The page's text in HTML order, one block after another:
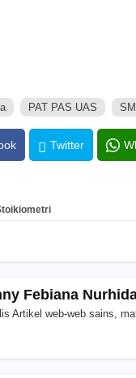
PAT PAS UAS
Twitter
Febiana
Artikel web-web sains,